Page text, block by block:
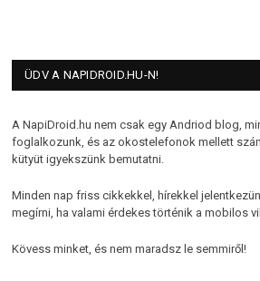
ÜDV A NAPIDROID.HU-N!
A NapiDroid.hu nem csak egy Andriod blog,
foglalkozunk, és az okostelefonok mellett
kütyüt igyekszünk bemutatni.
Minden nap friss cikkekkel, hírekkel
megírni, ha valami érdekes történik a mobilos
Kövess minket, és nem maradsz le semmiről!